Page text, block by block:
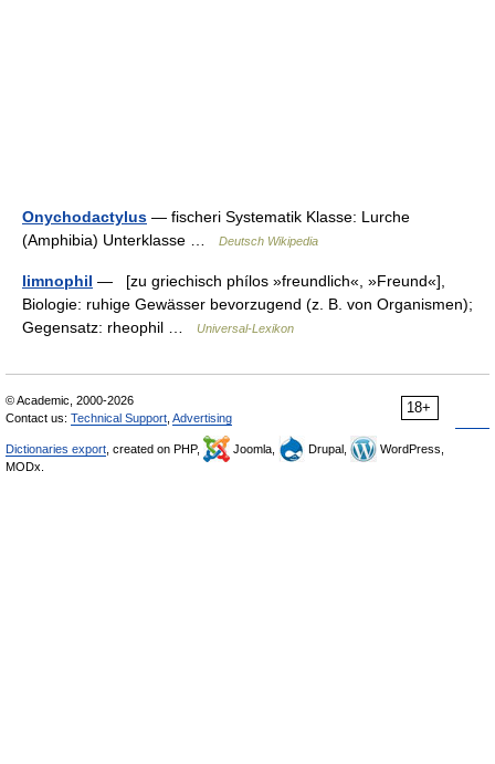
Onychodactylus — fischeri Systematik Klasse: Lurche
(Amphibia) Unterklasse …
Deutsch Wikipedia
limnophil — [zu griechisch phílos »freundlich«, »Freund«],
Biologie: ruhige Gewässer bevorzugend (z. B. von Organismen);
Gegensatz: rheophil …
Universal-Lexikon
18+
© Academic, 2000-2026
Contact us: Technical Support Advertising
Dictionaries export , created on PHP, Joomla, Drupal,
WordPress,
MODx.